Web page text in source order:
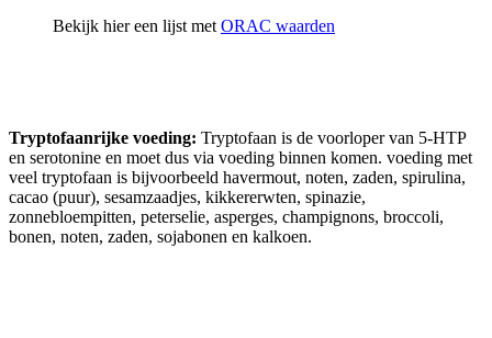
Bekijk hier een lijst metORAC waarden
Tryptofaanrijke voeding: Tryptofaan is de voorloper van 5-HTP
en serotonine en moet dus via voeding binnen komen. voeding met
veel tryptofaan is bijvoorbeeld havermout, noten, zaden, spirulina,
cacao (puur), sesamzaadjes, kikkererwten, spinazie,
zonnebloempitten, peterselie, asperges, champignons, broccoli,
bonen, noten, zaden, sojabonen en kalkoen.